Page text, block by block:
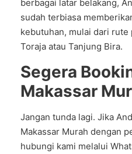
berbagai latar belakang,
sudah terbiasa
kebutuhan, mulai dari
Toraja atau Tanjung Bira.
Segera
Makassar
Jangan tunda lagi. Jika
Makassar Murah dengan
hubungi kami melalui